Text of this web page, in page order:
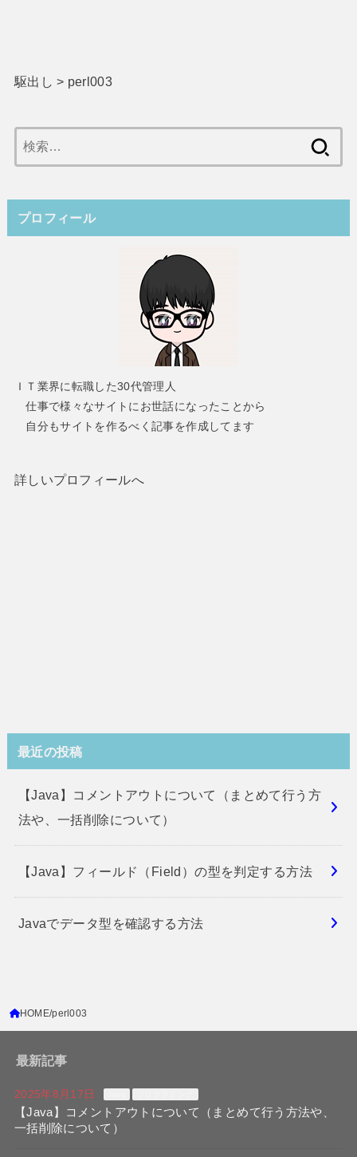
駆出し > perl003
索:
プロフィール
ＩＴ業界に転職した30代管理人
仕事で様々なサイトにお世話になったことから
自分もサイトを作るべく記事を作成してます
詳しいプロフィールへ
最近の投稿
【Java】コメントアウトについて（まとめて行う方
法や、一括削除について）
【Java】フィールド（Field）の型を判定する方法
Javaでデータ型を確認する方法
HOME perl003
最新記事
2025年8月17日
【Java】コメントアウトについて（まとめて行う方法や、
一括削除について）